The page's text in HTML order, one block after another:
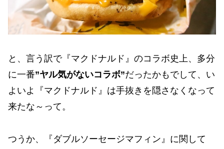
と、言う訳で『マクドナルド』のコラボ史上、多分
に一番”ヤル気がないコラボ”だったかもでして、い
よいよ『マクドナルド』は手抜きを隠さなくなって
来たな～って。
つうか、『ダブルソーセージマフィン』に関して